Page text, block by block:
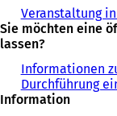
Veranstaltung
Sie möchten eine
lassen?
Informationen
Durchführung
Information